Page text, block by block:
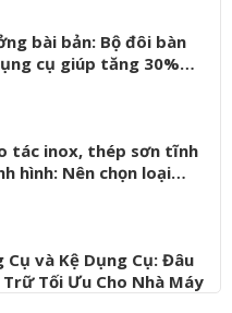
chọn kệ phù
hợp...
bài bản: Bộ đôi bàn
cụ giúp tăng 30%
tác inox, thép sơn tĩnh
hình: Nên chọn loại
Cụ và Kệ Dụng Cụ: Đâu
Trữ Tối Ưu Cho Nhà Máy